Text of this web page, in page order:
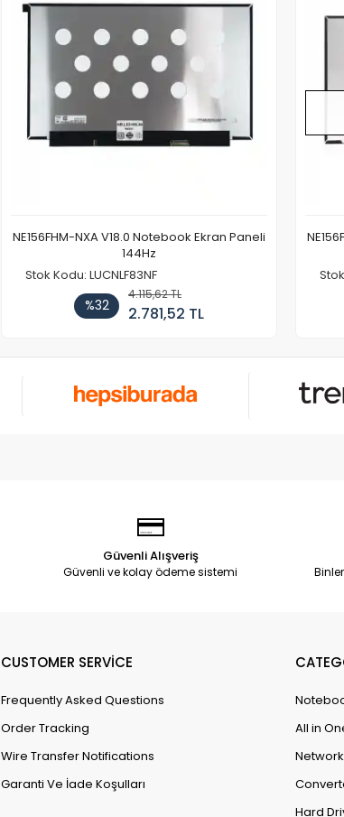
NE156FHM-NXA V18.0 Notebook Ekran Paneli
144Hz
Stok Kodu: LUCNLF83NF
%32
4.115,62 TL
2.781,52 TL
Güvenli Alışveriş
Güvenli ve kolay ödeme sistemi
CUSTOMER SERVİCE
Frequently Asked Questions
Order Tracking
Wire Transfer Notifications
Garanti Ve İade Koşulları
All in
Hard